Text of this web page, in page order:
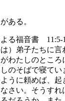
ある。
る福音書 11:5-
は）弟子たちに
わたしのとこ
のそばで寝て
うに頼めば、
さい。そうす